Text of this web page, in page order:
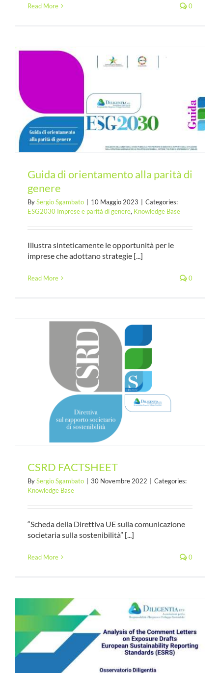
Read More 0
Guida di orientamento alla parità di
genere
BySergio Sgambato 10 Maggio 2023
Categories:
ESG2030 Imprese e parità di genere, Knowledge Base
Illustra sinteticamente le opportunità per le
imprese che adottano strategie [...]
Read More 0
CSRD FACTSHEET
BySergio Sgambato 30 Novembre 2022
Categories:
Knowledge Base
“Scheda della Direttiva UE sulla comunicazione
societaria sulla sostenibilità” [...]
Read More 0